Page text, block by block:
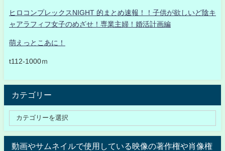
ヒロコンプレックスNIGHT 的まとめ速報！！子供が欲しいど陰キ
ャアラフィフ女子のめざせ！専業主婦！婚活計画編
萌えっとこあに！
t112-1000ｍ
カテゴリー
動画やサムネイルで使用している映像の著作権や肖像権